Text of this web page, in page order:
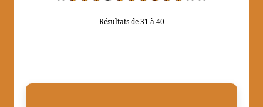
Résultats de 31 à 40